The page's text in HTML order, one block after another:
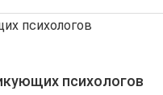
психологов